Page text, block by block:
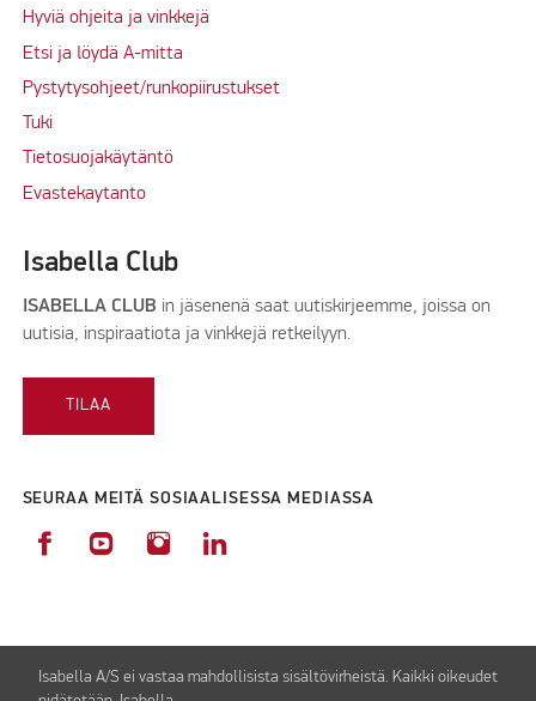
Hyviä ohjeita ja vinkkejä
Etsi ja löydä A-mitta
Pystytysohjeet/runkopiirustukset
Tuki
Tietosuojakäytäntö
Evastekaytanto
Isabella Club
ISABELLA CLUB in jäsenenä saat uutiskirjeemme, joissa on
uutisia, inspiraatiota ja vinkkejä retkeilyyn.
TILAA
SEURAA MEITÄ SOSIAALISESSA MEDIASSA
Isabella A/S ei vastaa mahdollisista sisältövirheistä. Kaikki oikeudet